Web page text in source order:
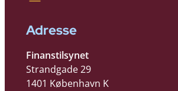
Adresse
Finanstilsynet
Strandgade 29
1401 København K